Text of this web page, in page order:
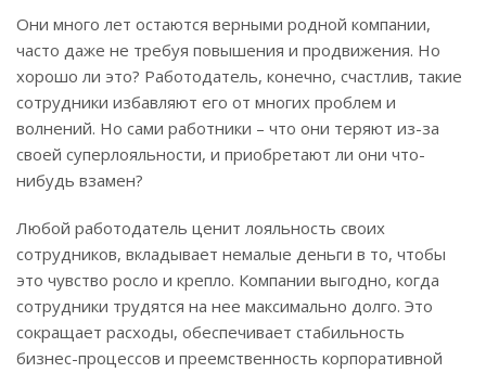
Они много лет остаются верными родной компании,
часто даже не требуя повышения и продвижения. Но
хорошо ли это? Работодатель, конечно, счастлив, такие
сотрудники избавляют его от многих проблем и
волнений. Но сами работники – что они теряют из-за
своей суперлояльности, и приобретают ли они что-
нибудь взамен?
Любой работодатель ценит лояльность своих
сотрудников, вкладывает немалые деньги в то, чтобы
это чувство росло и крепло. Компании выгодно, когда
сотрудники трудятся на нее максимально долго. Это
сокращает расходы, обеспечивает стабильность
бизнес-процессов и преемственность корпоративной